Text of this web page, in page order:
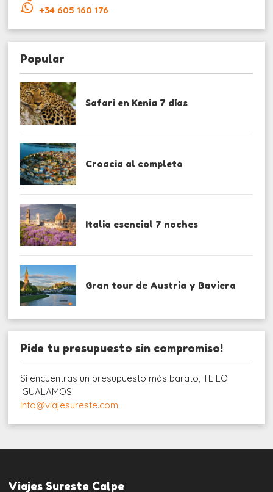
+34 605 160 176
Popular
Safari en Kenia 7 días
Croacia al completo
Italia esencial 7 noches
Gran tour de Austria y Baviera
Pide tu presupuesto sin compromiso!
Si encuentras un presupuesto más barato, TE LO
IGUALAMOS!
info@viajesureste.com
Viajes Sureste Calpe